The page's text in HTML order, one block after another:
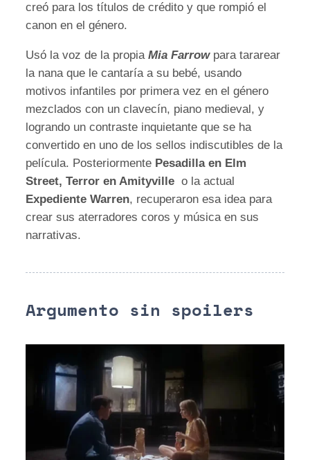
creó para los títulos de crédito y que rompió el
canon en el género.
Usó la voz de la propiaMia Farrowpara tararear
la nana que le cantaría a su bebé, usando
motivos infantiles por primera vez en el género
mezclados con un clavecín, piano medieval, y
logrando un contraste inquietante que se ha
convertido en uno de los sellos indiscutibles de la
película. Posteriormente Pesadilla en Elm
Street, Terror en Amityville o la actual
Expediente Warren, recuperaron esa idea para
crear sus aterradores coros y música en sus
narrativas.
Argumento sin spoilers